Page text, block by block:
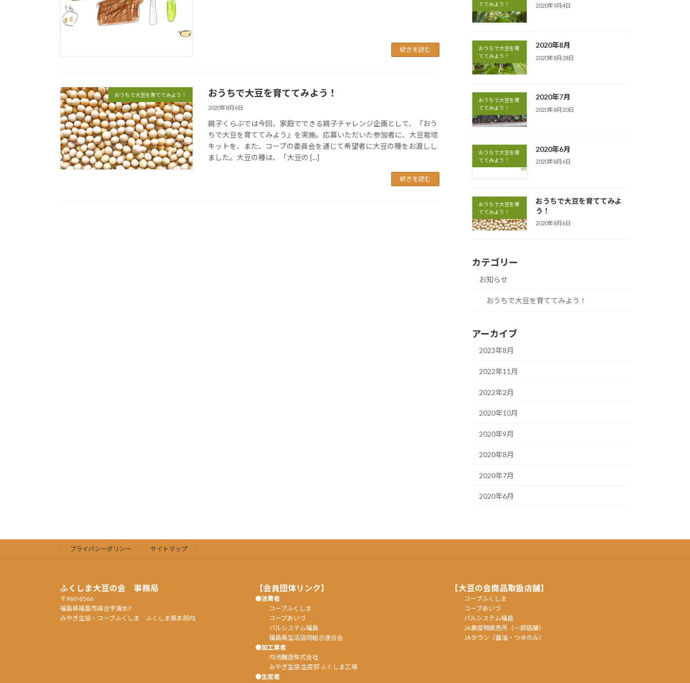
続きを読む
おうちで大豆を育ててみよう！ おうちで大豆を育ててみよう！
2020年8月6日
親子くらぶでは今回、家庭でできる親子チャレンジ企画として、『おう
ちで大豆を育ててみよう』を実施。応募いただいた参加者に、大豆栽培
キットを、また、コープの委員会を通じて希望者に大豆の種をお渡しし
ました。大豆の種は、「大豆の […]
続きを読む
ててみよう！
2020年9月4日
おうちで大豆を育
ててみよう！
2020年8月
2020年8月28日
おうちで大豆を育
ててみよう！
2020年7月
2020年8月20日
おうちで大豆を育
ててみよう！
2020年6月
2020年8月6日
おうちで大豆を育
ててみよう！
おうちで大豆を育ててみよ
う！
2020年8月6日
カテゴリー
お知らせ
おうちで大豆を育ててみよう！
アーカイブ
2023年8月
2022年11月
2022年2月
2020年10月
2020年9月
2020年8月
2020年7月
2020年6月
プライバシーポリシー サイトマップ
ふくしま大豆の会 事務局
〒960-8566
福島県福島市森合字清水7
みやぎ生協・コープふくしま ふくしま県本部内
【会員団体リンク】
●消費者
コープふくしま
コープあいづ
パルシステム福島
福島県生活協同組合連合会
●加工業者
内池醸造株式会社
みやぎ生協 生産部 ふくしま工場
●生産者
【大豆の会商品取扱店舗】
コープふくしま
コープあいづ
パルシステム福島
JA農産物直売所（一部店舗）
JAタウン（醤油・つゆのみ）